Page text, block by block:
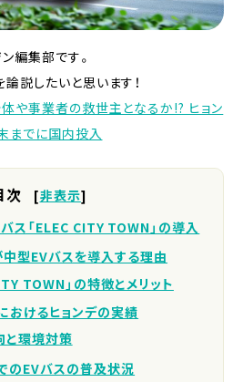
編集部です。
説したいと思います！
や事業者の救世主となるか!? ヒョン
までに国内投入
次 [非表示]
ス「ELEC CITY TOWN」の導入
中型EVバスを導入する理由
TOWN」の特徴とメリット
おけるヒョンデの実績
と環境対策
のEVバスの普及状況